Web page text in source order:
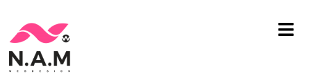
Chuyển
tới